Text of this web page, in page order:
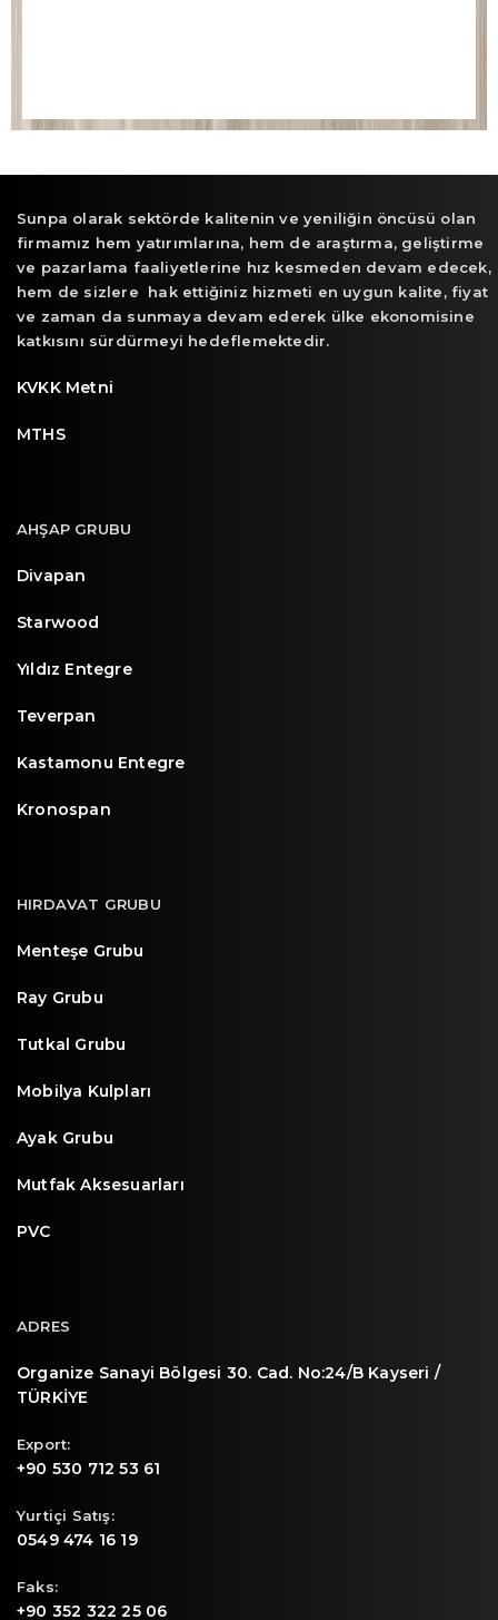
Sunpa olarak sektörde kalitenin ve yeniliğin öncüsü olan
firmamız hem yatırımlarına, hem de araştırma, geliştirme
ve pazarlama faaliyetlerine hız kesmeden devam edecek,
hem de sizlere hak ettiğiniz hizmeti en uygun kalite, fiyat
ve zaman da sunmaya devam ederek ülke ekonomisine
katkısını sürdürmeyi hedeflemektedir.
KVKK Metni
MTHS
AHŞAP GRUBU
Divapan
Starwood
Yıldız Entegre
Teverpan
Kastamonu Entegre
Kronospan
HIRDAVAT GRUBU
Menteşe Grubu
Ray Grubu
Tutkal Grubu
Mobilya Kulpları
Ayak Grubu
Mutfak Aksesuarları
PVC
ADRES
Organize Sanayi Bölgesi 30. Cad. No:24/B Kayseri /
TÜRKİYE
Export:
+90 530 712 53 61
Yurtiçi Satış:
0549 474 16 19
Faks:
+90 352 322 25 06